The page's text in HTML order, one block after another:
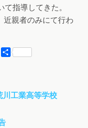
指導してきた。
親者のみにて行わ
M
共
川工業高等学校